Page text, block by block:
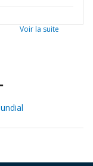
Voir la suite